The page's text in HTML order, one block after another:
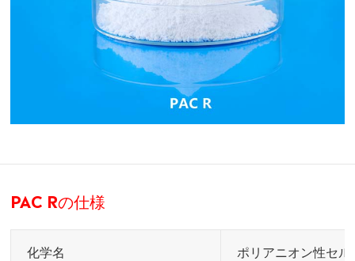
PAC Rの仕様
化学名 ポリアニオン性セ